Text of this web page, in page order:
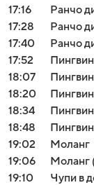
17:16
Ранчо
17:28
Ранчо
17:40
Ранчо
17:52
18:07
18:20
18:34
18:48
19:02
Моланг
19:06
Моланг
19:10
Чупи в